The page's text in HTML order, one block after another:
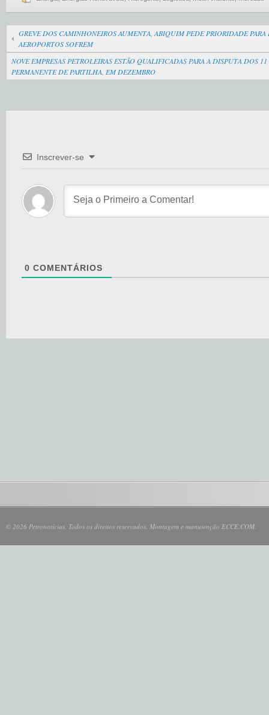
GREVE DOS CAMINHONEIROS AUMENTA, ABIQUIM PEDE PRIORIDADE PARA
AEROPORTOS SOFREM
NOVE EMPRESAS PETROLEIRAS ESTÃO QUALIFICADAS PARA A DISPUTA DOS
PERMANENTE DE PARTILHA, EM DEZEMBRO
Inscrever-se
0 COMENTÁRIOS
© 2026 Petronotícias. Todos os direitos reservados. Montagem e manutenção ECCE.COM.